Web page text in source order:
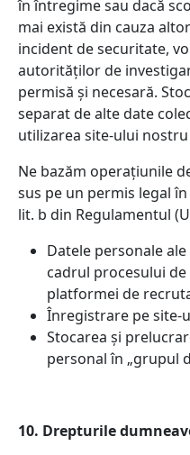
în întregime sau dacă
mai există din cauza
incident de securitate,
autorităților de
permisă și necesară.
separat de alte date
utilizarea site-ului
Ne bazăm operațiunile
sus pe un permis legal
lit. b din Regulamentul
Datele personale
cadrul procesului
platformei de
Înregistrare pe site-
Stocarea și
personal în „grupul
10. Drepturile